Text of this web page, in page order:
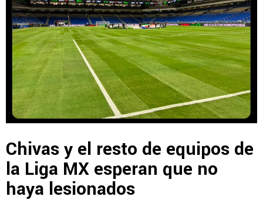
Chivas y el resto de equipos de
la Liga MX esperan que no
haya lesionados